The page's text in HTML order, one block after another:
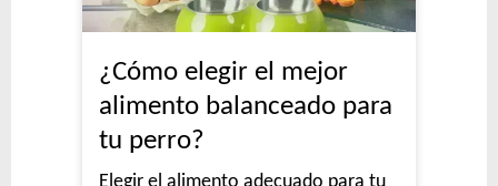
¿Cómo elegir el mejor
alimento balanceado para
tu perro?